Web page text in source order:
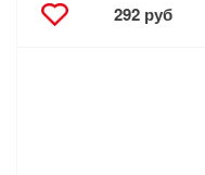
292 руб